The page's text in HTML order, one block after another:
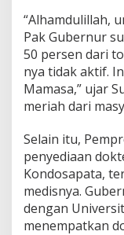
“Alhamdulillah,
Pak Gubernur
50 persen dari
nya tidak aktif.
Mamasa,” ujar
meriah dari
Selain itu,
penyediaan
Kondosapata,
medisnya.
dengan
menempatkan